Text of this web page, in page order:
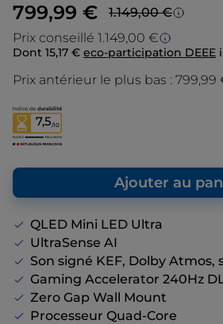
799,99 €
1.149,00 €
Prezzo più basso in 30 giorni
Lo sconto è calcolato sul
degli ultimi 30 giorni.
Prix conseillé 1.149,00 €
Prix conseillé
Le prix d’origine est le prix de
nous conseillons en tant que
vous donne un point de repère
au prix de vente final que nous
proposons, même s’il n’y a pas
affichée.
Dont 15,17 € eco-participation DEEE
Prix antérieur le plus bas : 799,99
7,5/10
Ajouter au
QLED Mini LED Ultra
UltraSense AI
Son signé KEF, Dolby Atmos,
Gaming Accelerator 240Hz
Zero Gap Wall Mount
Processeur Quad-Core